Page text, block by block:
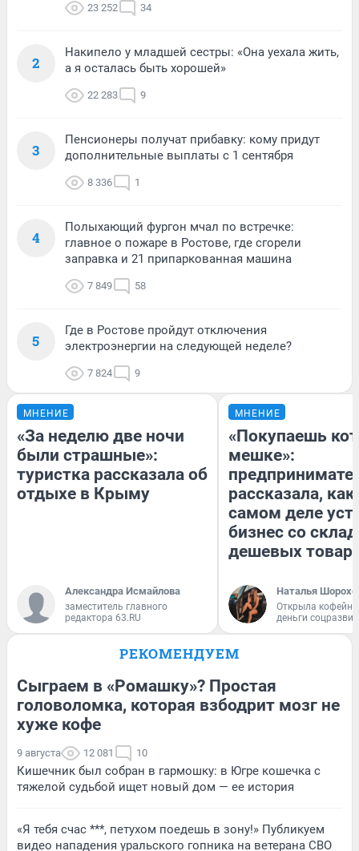
23 252 34
2
Накипело у младшей сестры: «Она уехала жить,
а я осталась быть хорошей»
22 283 9
3
Пенсионеры получат прибавку: кому придут
дополнительные выплаты с 1 сентября
8 336 1
4
Полыхающий фургон мчал по встречке:
главное о пожаре в Ростове, где сгорели
заправка и 21 припаркованная машина
7 849 58
5
Где в Ростове пройдут отключения
электроэнергии на следующей неделе?
7 824 9
МНЕНИЕ
«За неделю две ночи
были страшные»:
туристка рассказала об
отдыхе в Крыму
Александра Исмайлова
заместитель главного
редактора 63.RU
МНЕНИЕ
«Покупаешь
мешке»:
рассказала, как
самом деле
бизнес со
дешевых
Наталья
Открыла
деньги
РЕКОМЕНДУЕМ
Сыграем в «Ромашку»? Простая
головоломка, которая взбодрит мозг не
хуже кофе
9 августа 12 081 10
Кишечник был собран в гармошку: в Югре кошечка с
тяжелой судьбой ищет новый дом — ее история
«Я тебя счас ***, петухом поедешь в зону!» Публикуем
видео нападения уральского гопника на ветерана СВО